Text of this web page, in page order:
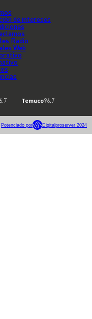
de intereses
Radio
Web
Temuco96.7
Potenciado por Digitalproserver 2024